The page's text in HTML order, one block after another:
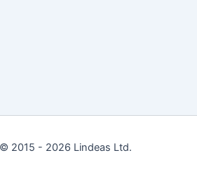
2015 - 2026 Lindeas Ltd.